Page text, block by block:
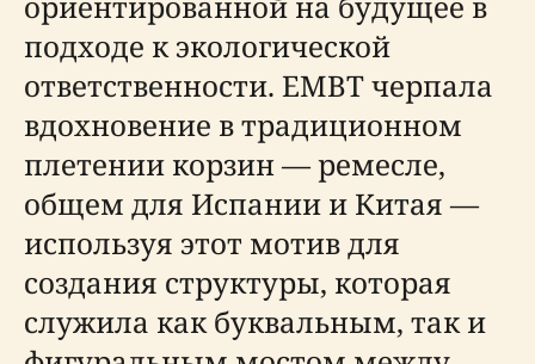
подходе к экологической
ответственности. EMBT черпала
вдохновение в традиционном
плетении корзин — ремесле,
общем для Испании и Китая —
используя этот мотив для
создания структуры, которая
служила как буквальным, так и